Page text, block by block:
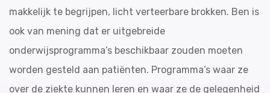
makkelijk te begrijpen, licht verteerbare brokken. Ben is
ook van mening dat er uitgebreide
onderwijsprogramma’s beschikbaar zouden moeten
worden gesteld aan patiënten. Programma’s waar ze
over de ziekte kunnen leren en waar ze de gelegenheid